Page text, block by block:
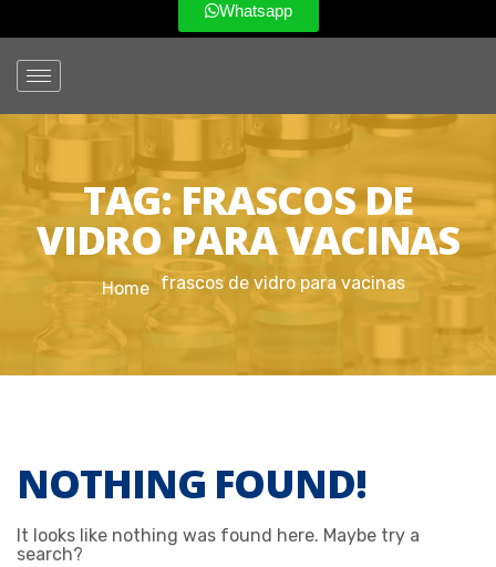
Whatsapp
TAG:FRASCOS DE
VIDRO PARA VACINAS
Home frascos de vidro para vacinas
NOTHING FOUND!
It looks like nothing was found here. Maybe try a
search?